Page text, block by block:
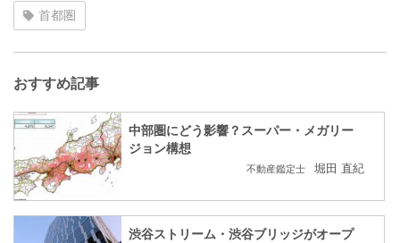
首都圏
おすすめ記事
中部圏にどう影響？スーパー・メガリー
ジョン構想
不動産鑑定士 堀田 直紀
渋谷ストリーム・渋谷ブリッジがオープ